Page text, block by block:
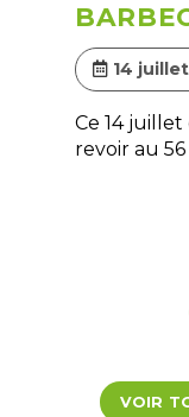
14
Ce 14 juillet
revoir au 56
VOIR